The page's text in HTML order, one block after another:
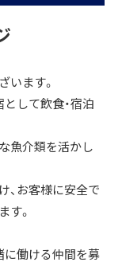
います。
して飲食・宿泊
魚介類を活かし
、お客様に安全で
す。
に働ける仲間を募